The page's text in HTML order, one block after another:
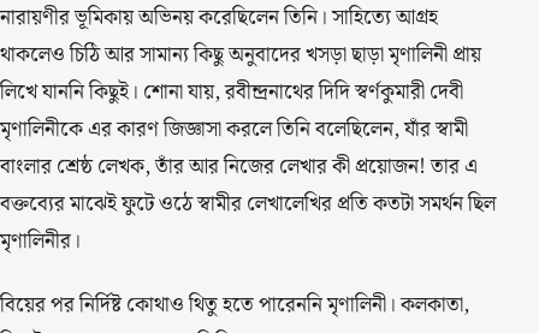
নারায়ণীর ভূমিকায় অভিনয় করেছিলেন তিনি। সাহিত্যে আগ্রহ
থাকলেও চিঠি আর সামান্য কিছু অনুবাদের খসড়া ছাড়া মৃণালিনী প্রায়
লিখে যাননি কিছুই। শোনা যায়, রবীন্দ্রনাথের দিদি স্বর্ণকুমারী দেবী
মৃণালিনীকে এর কারণ জিজ্ঞাসা করলে তিনি বলেছিলেন, যাঁর স্বামী
বাংলার শ্রেষ্ঠ লেখক, তাঁর আর নিজের লেখার কী প্রয়োজন! তার এ
বক্তব্যের মাঝেই ফুটে ওঠে স্বামীর লেখালেখির প্রতি কতটা সমর্থন ছিল
মৃণালিনীর।
বিয়ের পর নির্দিষ্ট কোথাও থিতু হতে পারেননি মৃণালিনী। কলকাতা,